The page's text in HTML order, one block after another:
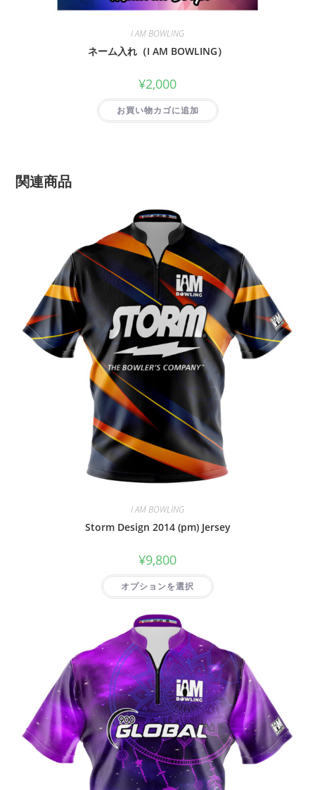
I AM BOWLING
ネーム入れ（I AM BOWLING）
¥2,000
お買い物カゴに追加
関連商品
I AM BOWLING
Storm Design 2014 (pm) Jersey
¥9,800
オプションを選択